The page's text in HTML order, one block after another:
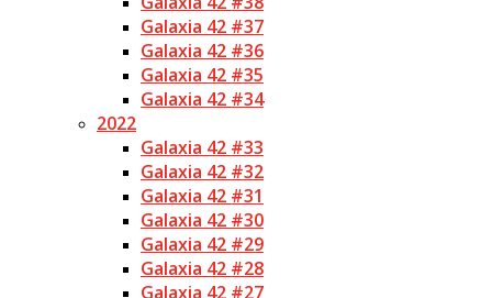
Galaxia 42 #37
Galaxia 42 #36
Galaxia 42 #35
Galaxia 42 #34
2022
Galaxia 42 #33
Galaxia 42 #32
Galaxia 42 #31
Galaxia 42 #30
Galaxia 42 #29
Galaxia 42 #28
Galaxia 42 #27